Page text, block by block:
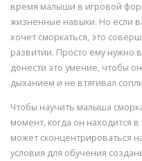
время малыши в игровой
жизненные навыки. Но если
хочет сморкаться, это
развитии. Просто ему нужно
донести это умение, чтобы
дыханием и не втягивал
Чтобы научить малыша
момент, когда он находится
может сконцентрироваться
условия для обучения